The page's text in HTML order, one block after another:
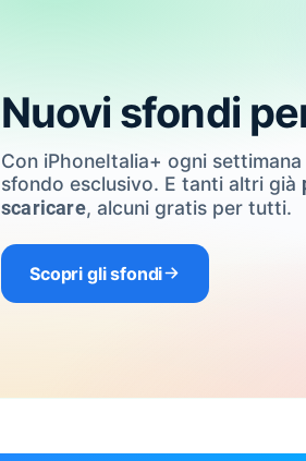
Nuovi sfondi
Con iPhoneItalia+ ogni
sfondo esclusivo. E tanti altri già
scaricare, alcuni gratis per tutti.
Scopri gli sfondi